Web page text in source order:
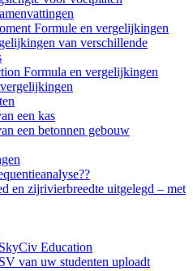
Formule en vergelijkingen
van verschillende
Formula en vergelijkingen
een kas
een betonnen gebouw
en zijrivierbreedte uitgelegd – met
Education
van uw studenten uploadt